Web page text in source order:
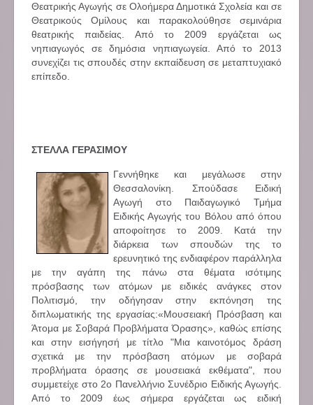
Θεατρικής Αγωγής σε Ολοήμερα Δημοτικά Σχολεία και σε
Θεατρικούς Ομίλους και παρακολούθησε σεμινάρια
θεατρικής παιδείας. Από το 2009 εργάζεται ως
νηπιαγωγός σε δημόσια νηπιαγωγεία. Από το 2013
συνεχίζει τις σπουδές στην εκπαίδευση σε μεταπτυχιακό
επίπεδο.
ΣΤΕΛΛΑ ΓΕΡΑΣΙΜΟΥ
Γεννήθηκε και μεγάλωσε στην
Θεσσαλονίκη. Σπούδασε Ειδική
Αγωγή στο Παιδαγωγικό Τμήμα
Ειδικής Αγωγής του Βόλου από όπου
αποφοίτησε το 2009. Κατά την
διάρκεια των σπουδών της το
ερευνητικό της ενδιαφέρον παράλληλα
με την αγάπη της πάνω στα θέματα ισότιμης
πρόσβασης των ατόμων με ειδικές ανάγκες στον
Πολιτισμό, την οδήγησαν στην εκπόνηση της
διπλωματικής της εργασίας:«Μουσειακή Πρόσβαση και
Άτομα με Σοβαρά Προβλήματα Όρασης», καθώς επίσης
και στην εισήγησή με τίτλο "Μια καινοτόμος δράση
σχετικά με την πρόσβαση ατόμων με σοβαρά
προβλήματα όρασης σε μουσειακά εκθέματα", που
συμμετείχε στο 2ο Πανελλήνιο Συνέδριο Ειδικής Αγωγής.
Από το 2009 έως σήμερα εργάζεται ως ειδική